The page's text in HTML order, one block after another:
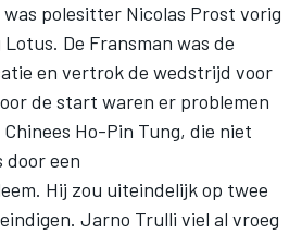
polesitter Nicolas Prost vorig
De Fransman was de
en vertrok de wedstrijd voor
de start waren er problemen
Ho-Pin Tung, die niet
door een
Hij zou uiteindelijk op twee
Jarno Trulli viel al vroeg